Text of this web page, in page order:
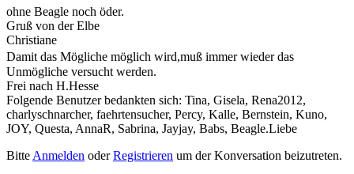
ohne Beagle noch öder.
Gruß von der Elbe
Christiane
Damit das Mögliche möglich wird,muß immer wieder das
Unmögliche versucht werden.
Frei nach H.Hesse
Folgende Benutzer bedankten sich: Tina, Gisela, Rena2012,
charlyschnarcher, faehrtensucher, Percy, Kalle, Bernstein, Kuno,
JOY, Questa, AnnaR, Sabrina, Jayjay, Babs, Beagle.Liebe
Bitte Anmelden oderRegistrieren um der Konversation beizutreten.